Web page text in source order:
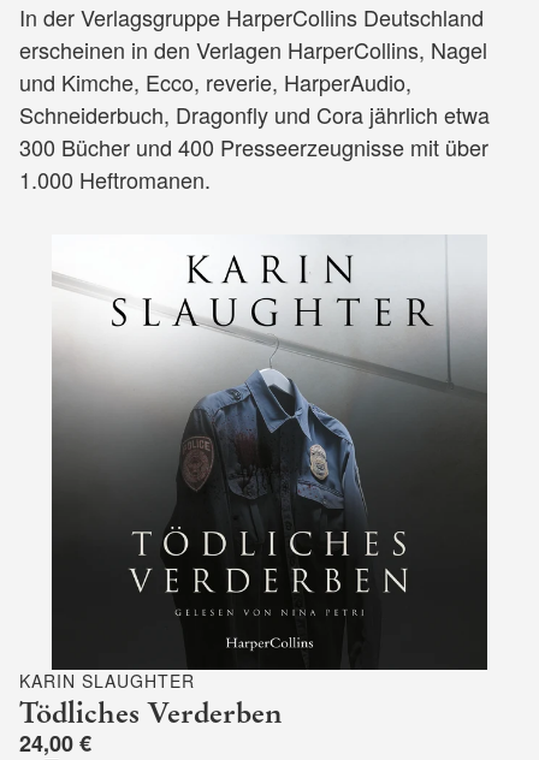
In der Verlagsgruppe HarperCollins Deutschland
erscheinen in den Verlagen HarperCollins, Nagel
und Kimche, Ecco, reverie, HarperAudio,
Schneiderbuch, Dragonfly und Cora jährlich etwa
300 Bücher und 400 Presseerzeugnisse mit über
1.000 Heftromanen.
KARIN SLAUGHTER
Tödliches Verderben
24,00 €